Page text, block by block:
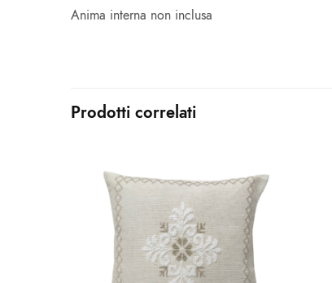
Anima interna non inclusa
Prodotti correlati